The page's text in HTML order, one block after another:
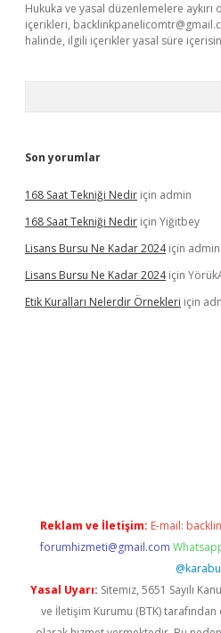
Hukuka ve yasal düzenlemelere
içerikleri,
halinde, ilgili içerikler yasal süre
Son yorumlar
168 Saat Tekniği Nedir için admin
168 Saat Tekniği Nedir için Yiğitbey
Lisans Bursu Ne Kadar 2024için admin
Lisans Bursu Ne Kadar 2024için
Etik Kuralları Nelerdir Örnekleri için
Reklam ve İletişim: E-mail:
forumhizmeti@gmail.com
Yasal Uyarı: Sitemiz, 5651 Sayılı
ve İletişim Kurumu (BTK) tarafından